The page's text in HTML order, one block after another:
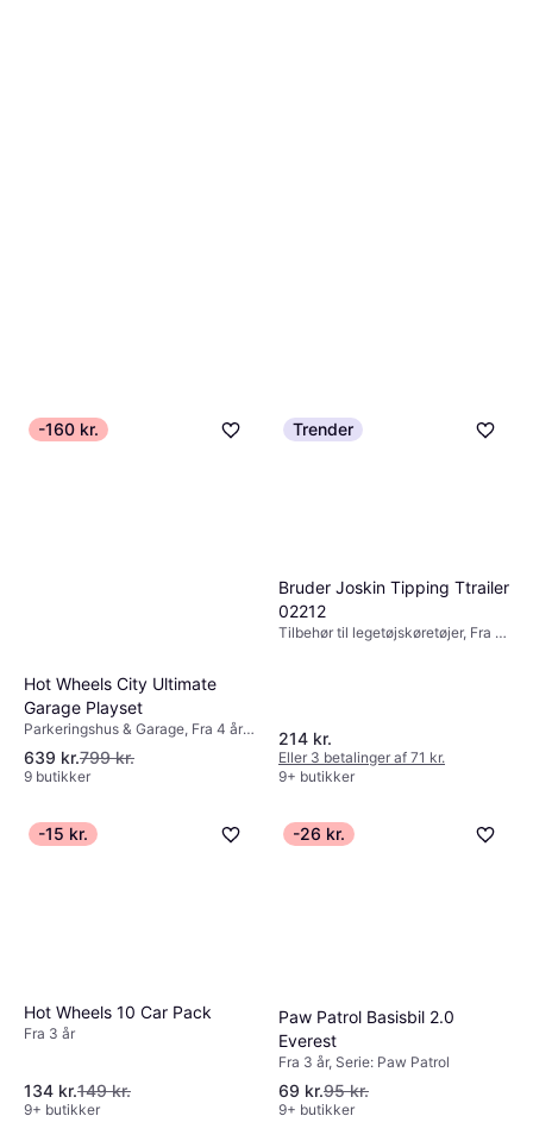
-160 kr.
Hot Wheels City Ultimate
Garage Playset
Parkeringshus & Garage, Fra 4 år,
Tema: Dyr
639 kr.799 kr.
9 butikker
Trender
Bruder Joskin Tipping Ttrailer
02212
Tilbehør til legetøjskøretøjer, Fra 4
214 kr.
Eller 3 betalinger af 71 kr.
9+ butikker
-15 kr.
Hot Wheels 10 Car Pack
Fra 3 år
134 kr.149 kr.
9+ butikker
-26 kr.
Paw Patrol Basisbil 2.0
Everest
Fra 3 år, Serie: Paw Patrol
69 kr.95 kr.
9+ butikker